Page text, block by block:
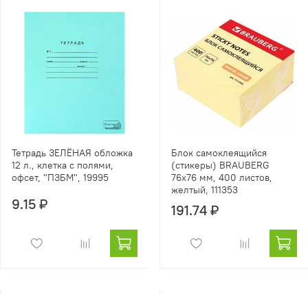
Тетрадь ЗЕЛЁНАЯ обложка
12 л., клетка с полями,
офсет, "ПЗБМ", 19995
9.15 ₽
Блок самоклеящийся
(стикеры) BRAUBERG
76х76 мм, 400 листов,
желтый, 111353
191.74 ₽